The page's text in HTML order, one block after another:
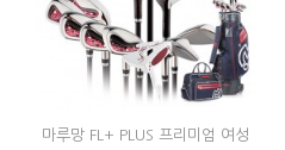
마루망 FL+ PLUS 프리미엄 여성